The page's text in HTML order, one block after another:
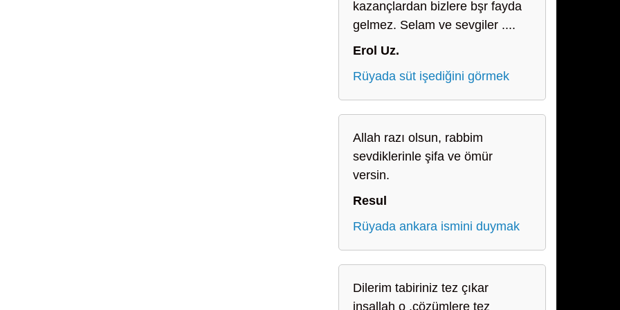
kazançlardan bizlere bşr fayda
gelmez. Selam ve sevgiler ....
Erol Uz.
Rüyada süt işediğini görmek
Allah razı olsun, rabbim
sevdiklerinle şifa ve ömür
versin.
Resul
Rüyada ankara ismini duymak
Dilerim tabiriniz tez çıkar
inşallah o .çözümlere tez